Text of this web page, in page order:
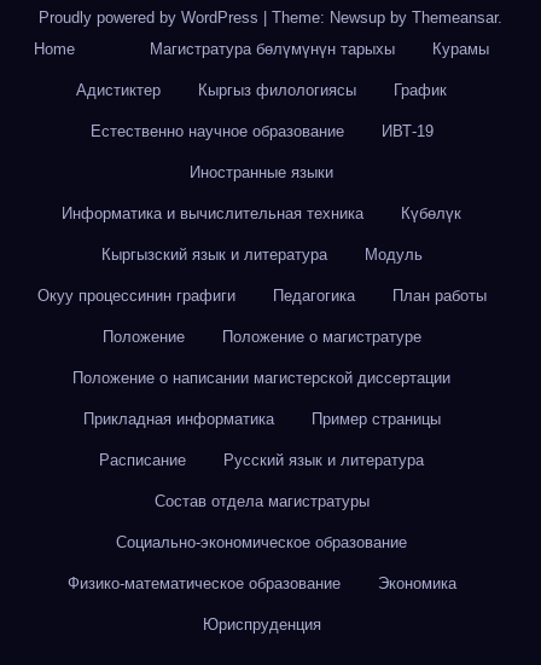
Proudly powered by WordPress Theme: Newsup by Themeansar.
Home
Магистратура бөлүмүнүн тарыхы Курамы
Адистиктер Кыргыз филологиясы График
Естественно научное образование ИВТ-19
Иностранные языки
Информатика и вычислительная техника Күбөлүк
Кыргызский язык и литература Модуль
Окуу процессинин графиги Педагогика План работы
Положение Положение о магистратуре
Положение о написании магистерской диссертации
Прикладная информатика Пример страницы
Расписание Русский язык и литература
Состав отдела магистратуры
Социально-экономическое образование
Физико-математическое образование Экономика
Юриспруденция